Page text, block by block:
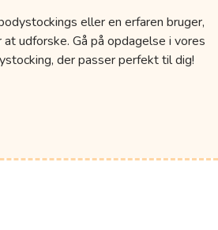
eller en erfaren bruger,
udforske. Gå på opdagelse i vores
der passer perfekt til dig!